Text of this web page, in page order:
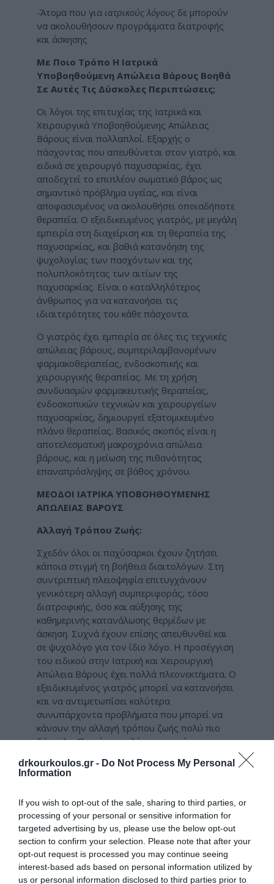
drkourkoulos.gr - Do Not Process My Personal
Information
If you wish to opt-out of the sale, sharing to third parties, or
processing of your personal or sensitive information for
targeted advertising by us, please use the below opt-out
section to confirm your selection. Please note that after your
opt-out request is processed you may continue seeing
interest-based ads based on personal information utilized by
us or personal information disclosed to third parties prior to
-Άτομα που για ιατρικούς λόγους δε μπορούν
να ακολουθήσουν προγράμματα διατροφής
και άσκησης
Με Ποιο Τρόπο Η Ιατρικά
Υποβοηθούμενη Απώλεια Βάρους Βοηθά
Σε Αυτές Τις Δύσκολες Περιπτώσεις;
Οι λόγοι της επιτυχίας της Ιατρικά και
Χειρουργικά Υποβοηθούμενης Απώλειας
Βάρους είναι πολλαπλοί. Εξαρχής ο
πάσχοντας που απευθύνεται στον γιατρό, και
ειδικά σε χειρουργό παχυσαρκίας, έχει
αποδεχτεί το επιπλέον σωματικό βάρος ως
σημαντικό πρόβλημα υγείας, και είναι
αποφασισμένος να ακολουθήσει οποιαδήποτε
θεραπεία. Ο εξειδικευμένος γιατρός, με μεγάλη
εμπειρία στη διαχείριση και τη θεραπεία της
παχυσαρκίας, και βαθιά κατανόηση της
ψυχολογίας των πασχόντων και της
πολυπλοκότητας των αιτίων της
παχυσαρκίας. Είναι ο καταλληλότερος
άνθρωπος για να κατανοήσει τις
ιδιαιτερότητες του κάθε πάσχοντα.
Ο γιατρός έχει εμπειρία σε όλες τις τεχνικές
απώλειας βάρους, συμπεριλαμβανομένων
φαρμακοθεραπείας, ενδοσκοπικής και
χειρουργικής θεραπείας. Με τη χρήση
συνδυασμών φαρμακευτικής θεραπείας,
ενδοσκοπικών τεχνικών και χειρουργείων
παχυσαρκίας, δημιουργεί εξατομικευμένο
πλάνο θεραπείας. Βασικός σκοπός είναι η
αποτελεσματική μακροχρόνια απώλεια
βάρους, και η μείωση της πιθανότητας
επαναπρόσληψης σε βάθος χρόνου.
ΜΕΟΔΟΙ ΙΑΤΡΙΚΑ ΥΠΟΒΟΗΘΟΥΜΕΝΗΣ
ΑΠΩΛΕΙΑΣ ΒΑΡΟΥΣ
Αλλαγή Τρόπου Ζωής:
Σχεδόν όλοι οι παχύσαρκοι έχουν ζητήσει
κάποια στιγμή τη βοήθεια διαιτολόγων. Στη
συντριπτική πλειοψηφία επιτυγχάνουν
γενικότερη αλλαγή συμπεριφοράς, τόσο
διατροφικής, όσο και αύξησης της
καθημερινής κατανάλωσης θερμίδων με
άσκηση. Συχνά έχουν επίσης απευθυνθεί και
σε ψυχολόγο για τον ίδιο λόγο. Η προσέγγιση
του ειδικού στην Ιατρική και Χειρουργική
Απώλεια Βάρους έχει πολλά πλεονεκτήματα. Ο
εξειδικευμένος γιατρός μπορεί να κατανοήσει
και να αντιμετωπίσει καλύτερα
συνυπάρχοντα προβλήματα που μπορεί να
κάνουν την αλλαγή τρόπου ζωής πολύ πιο
δύσκολη. Π.χ. είναι πολύ σημαντικό το
παχύσαρκος με οστεοαρθρίτιδα στα πόδια θα
Αντίστοιχα, άλλα προβλήματα υγείας μπορεί
να δυσκολέψουν την αλλαγή συμπεριφοράς.
Όπου είναι απαραίτητο, ο πάσχοντας μπορεί
να παραπεμφθεί ξανά στον διαιτολόγο ή στον
ψυχολόγο, ως συμπληρωματικό μέτρο στην
υπόλοιπη αγωγή.